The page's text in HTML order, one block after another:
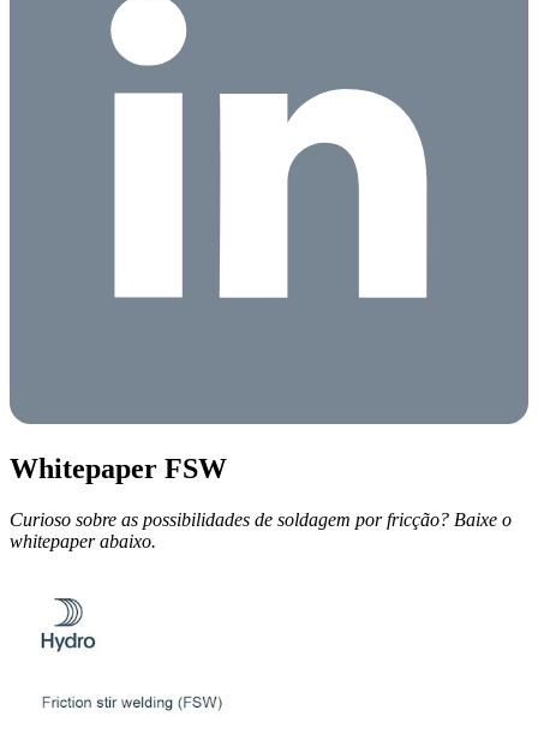
Whitepaper FSW
Curioso sobre as possibilidades de soldagem por fricção? Baixe o
whitepaper abaixo.